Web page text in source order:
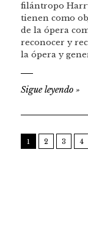
filántropo
tienen como
de la ópera
reconocer y
la ópera y
Sigue leyendo »
1 2 3 4